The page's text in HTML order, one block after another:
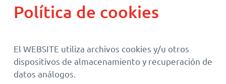
Política de cookies
El WEBSITE utiliza archivos cookies y/u otros
dispositivos de almacenamiento y recuperación de
datos análogos.